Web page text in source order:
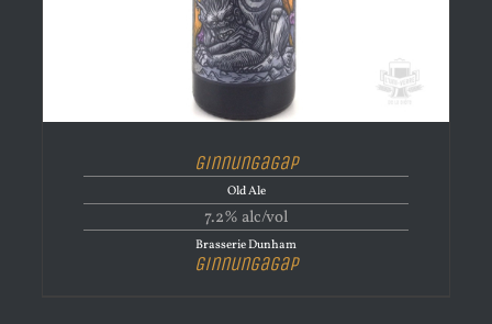
Ginnungagap
Old Ale
7.2% alc/vol
Brasserie Dunham
Ginnungagap